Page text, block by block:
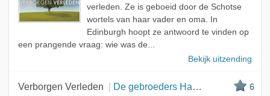
verleden. Ze is geboeid door de Schotse
wortels van haar vader en oma. In
Edinburgh hoopt ze antwoord te vinden op
een prangende vraag: wie was de...
Bekijk uitzending
Verborgen Verleden De gebroeders Hans en Wim Anker 6